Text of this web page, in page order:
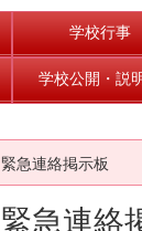
学校行事
学校公開・説
緊急連絡掲示板
緊急連絡